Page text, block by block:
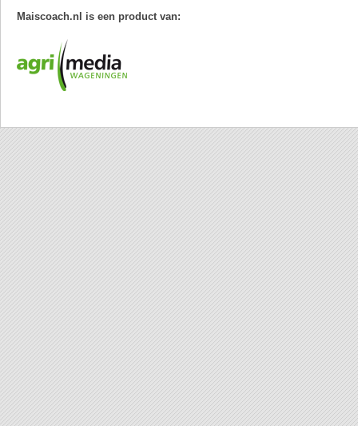
Maiscoach.nl is een product van: